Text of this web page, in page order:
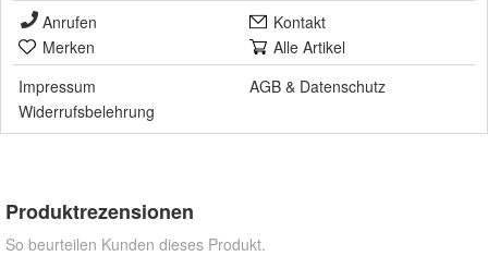
Anrufen
Kontakt
Merken
Alle Artikel
Impressum
AGB & Datenschutz
Widerrufsbelehrung
Produktrezensionen
So beurteilen Kunden dieses Produkt.